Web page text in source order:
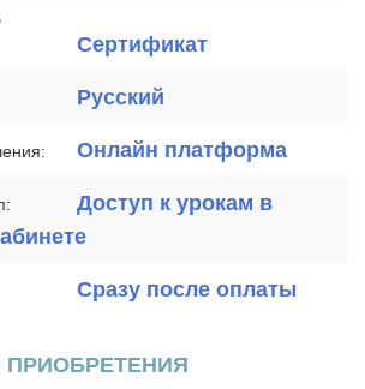
Сертификат
Русский
Онлайн платформа
Доступ к урокам в
Сразу после оплаты
ПРИОБРЕТЕНИЯ